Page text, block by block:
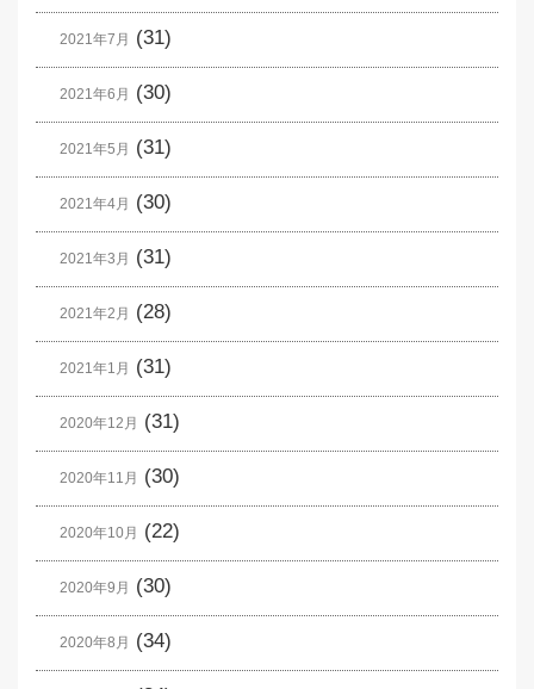
2021年7月 (31)
2021年6月 (30)
2021年5月 (31)
2021年4月 (30)
2021年3月 (31)
2021年2月 (28)
2021年1月 (31)
2020年12月 (31)
2020年11月 (30)
2020年10月 (22)
2020年9月 (30)
2020年8月 (34)